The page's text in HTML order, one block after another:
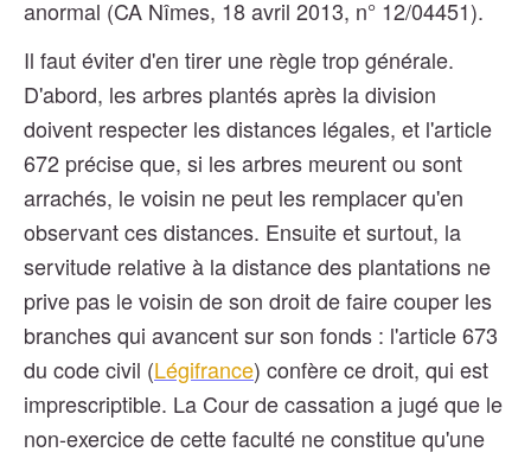
anormal (CA Nîmes, 18 avril 2013, n° 12/04451).
Il faut éviter d'en tirer une règle trop générale.
D'abord, les arbres plantés après la division
doivent respecter les distances légales, et l'article
672 précise que, si les arbres meurent ou sont
arrachés, le voisin ne peut les remplacer qu'en
observant ces distances. Ensuite et surtout, la
servitude relative à la distance des plantations ne
prive pas le voisin de son droit de faire couper les
branches qui avancent sur son fonds : l'article 673
du code civil (Légifrance) confère ce droit, qui est
imprescriptible. La Cour de cassation a jugé que le
non-exercice de cette faculté ne constitue qu'une